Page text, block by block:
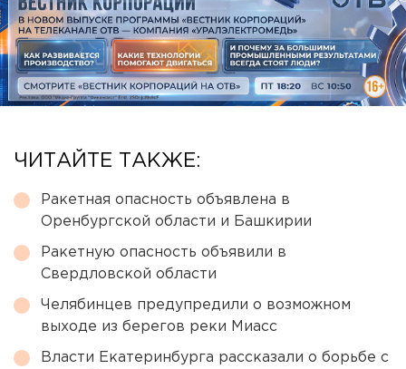
ЧИТАЙТЕ ТАКЖЕ:
Ракетная опасность объявлена в
Оренбургской области и Башкирии
Ракетную опасность объявили в
Свердловской области
Челябинцев предупредили о возможном
выходе из берегов реки Миасс
Власти Екатеринбурга рассказали о борьбе с